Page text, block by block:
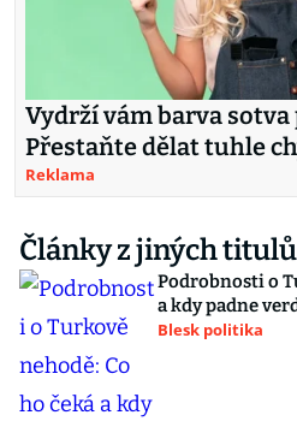
Vydrží vám barva sotva
Přestaňte dělat tuhle
Reklama
Články z jiných titulů
Podrobnosti o
a kdy padne
Blesk politika